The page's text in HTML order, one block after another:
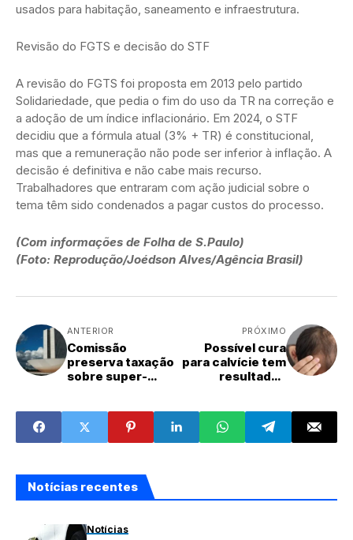
usados para habitação, saneamento e infraestrutura.
Revisão do FGTS e decisão do STF
A revisão do FGTS foi proposta em 2013 pelo partido
Solidariedade, que pedia o fim do uso da TR na correção e
a adoção de um índice inflacionário. Em 2024, o STF
decidiu que a fórmula atual (3% + TR) é constitucional,
mas que a remuneração não pode ser inferior à inflação. A
decisão é definitiva e não cabe mais recurso.
Trabalhadores que entraram com ação judicial sobre o
tema têm sido condenados a pagar custos do processo.
(Com informações de Folha de S.Paulo)
(Foto: Reprodução/Joédson Alves/Agência Brasil)
ANTERIOR
Comissão
preserva taxação
sobre super-
reduzida
PRÓXIMO
Possível cura
para calvície tem
resultados
Notícias recentes
Notícias